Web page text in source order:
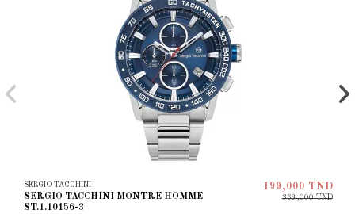
SERGIO TACCHINI
SERGIO TACCHINI MONTRE HOMME
ST.1.10456-3
199,000 TND
368,000 TND